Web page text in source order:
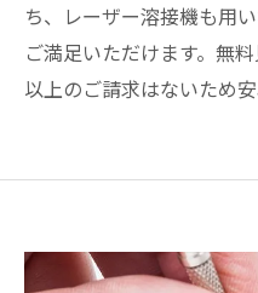
ち、レーザー溶接機も用
ご満足いただけます。無
以上のご請求はないため